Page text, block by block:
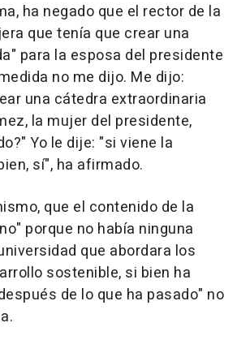
ha negado que el rector de la
que tenía que crear una
para la esposa del presidente
no me dijo. Me dijo:
una cátedra extraordinaria
la mujer del presidente,
Yo le dije: "si viene la
sí", ha afirmado.
que el contenido de la
porque no había ninguna
que abordara los
sostenible, si bien ha
de lo que ha pasado" no